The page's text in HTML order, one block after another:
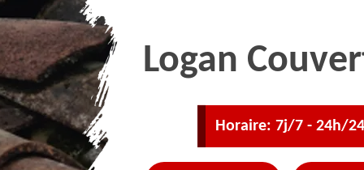
Logan
Horaire: 7j/7 - 24h/24